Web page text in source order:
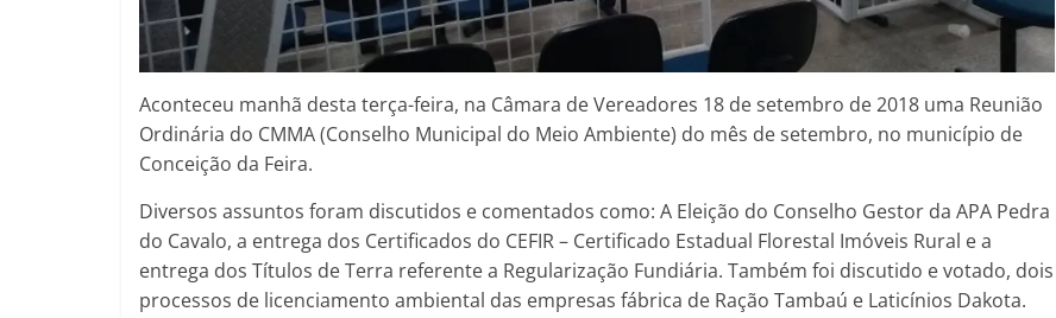
Aconteceu manhã desta terça-feira, na Câmara de Vereadores 18 de setembro de 2018 uma Reunião
Ordinária do CMMA (Conselho Municipal do Meio Ambiente) do mês de setembro, no município de
Conceição da Feira.
Diversos assuntos foram discutidos e comentados como: A Eleição do Conselho Gestor da APA Pedra
do Cavalo, a entrega dos Certificados do CEFIR – Certificado Estadual Florestal Imóveis Rural e a
entrega dos Títulos de Terra referente a Regularização Fundiária. Também foi discutido e votado, dois
processos de licenciamento ambiental das empresas fábrica de Ração Tambaú e Laticínios Dakota.